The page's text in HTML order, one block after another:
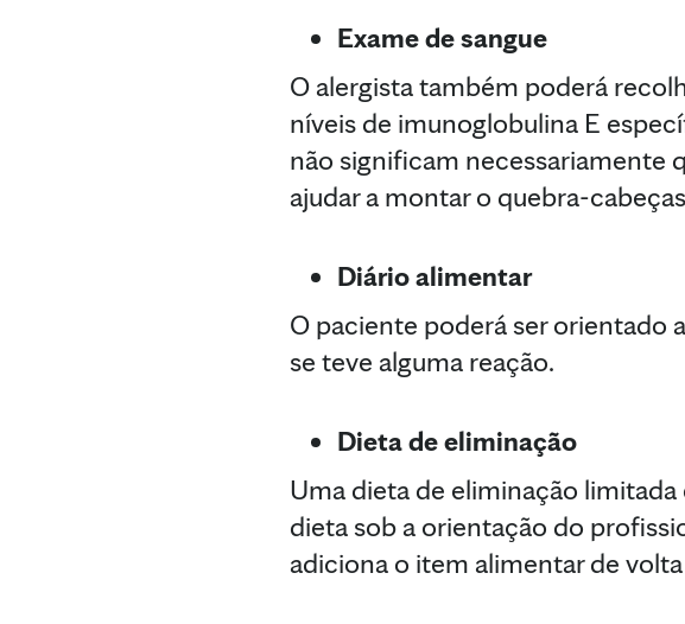
Exame de sangue
O alergista também poderá
níveis de imunoglobulina E
não significam necessariamente
ajudar a montar o quebra-
Diário alimentar
O paciente poderá ser orientado
se teve alguma reação.
Dieta de eliminação
Uma dieta de eliminação
dieta sob a orientação do
adiciona o item alimentar de